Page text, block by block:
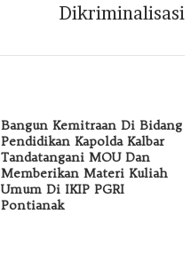
Dikriminalisasi
Bangun Kemitraan Di Bidang
Pendidikan Kapolda Kalbar
Tandatangani MOU Dan
Memberikan Materi Kuliah
Umum Di IKIP PGRI
Pontianak